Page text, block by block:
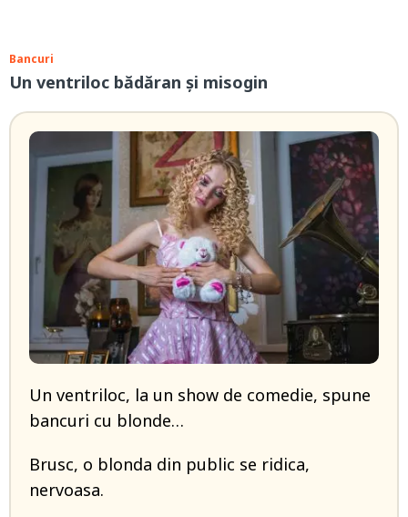
Bancuri
Un ventriloc bădăran și misogin
Un ventriloc, la un show de comedie, spune
bancuri cu blonde…
Brusc, o blonda din public se ridica,
nervoasa.